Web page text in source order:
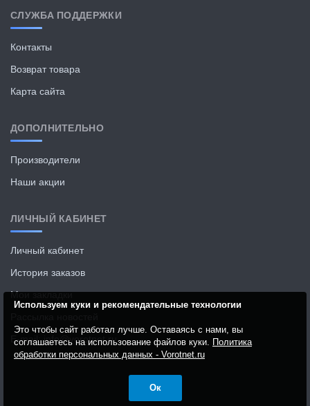
СЛУЖБА ПОДДЕРЖКИ
Контакты
Возврат товара
Карта сайта
ДОПОЛНИТЕЛЬНО
Производители
Наши акции
ЛИЧНЫЙ КАБИНЕТ
Личный кабинет
История заказов
Мои закладки
E-mail: info@vorotnet.ru
Используем куки и рекомендательные технологии
Это чтобы сайт работал лучше. Оставаясь с нами, вы
соглашаетесь на использование файлов куки. Политика
обработки персональных данных - Vorotnet.ru
Ок